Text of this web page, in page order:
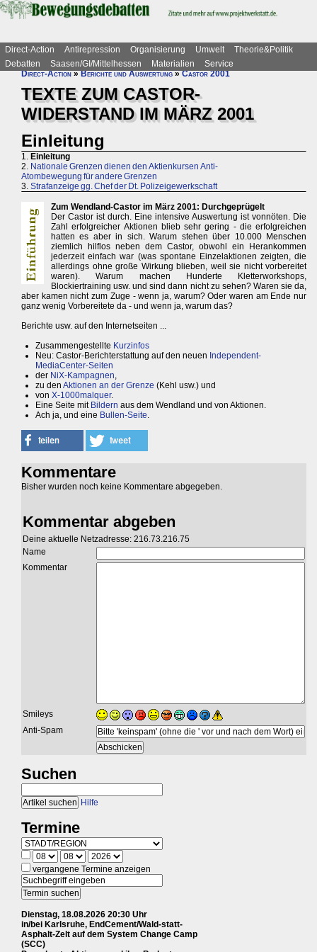
Direct-Action Antirepression Organisierung Umwelt
Theorie&Politik
Debatten
Saasen/GI/Mittelhessen Materialien
Service
Direct-Action»Berichte und Auswertung»Castor 2001
TEXTE ZUM CASTOR-
WIDERSTAND IM MÄRZ 2001
Einleitung
1. Einleitung
2. Nationale Grenzen dienen den Aktienkursen Anti-
Atombewegung für andere Grenzen
3. Strafanzeige gg. Chef der Dt. Polizeigewerkschaft
Zum Wendland-Castor im März 2001: Durchgeprügelt
Der Castor ist durch. Eine intensive Auswertung ist vonnöten. Die
Zahl erfolgreicher Aktionen blieb sehr gering - die erfolgreichen
hatten es aber in sich. Warum stehen über 10.000 Menschen
ziemlich hilflos neben dem Castor, obwohl ein Herankommen
jederzeit einfach war (was spontane Einzelaktionen zeigten, die
allerdings ohne große Wirkung blieben, weil sie nicht vorbereitet
waren). Warum machen Hunderte Kletterworkshops,
Blockiertraining usw. und sind dann nicht zu sehen? Waren sie da,
aber kamen nicht zum Zuge - wenn ja, warum? Oder waren am Ende nur
ganz wenig Vorbereitete da - und wenn ja, warum das?
Berichte usw. auf den Internetseiten ...
Zusammengestellte Kurzinfos
Neu: Castor-Berichterstattung auf den neuen Independent-
MediaCenter-Seiten
der NiX-Kampagnen,
zu den Aktionen an der Grenze (Kehl usw.) und
von X-1000malquer.
Eine Seite mit Bildern aus dem Wendland und von Aktionen.
Ach ja, und eine Bullen-Seite.
Kommentare
Bisher wurden noch keine Kommentare abgegeben.
Kommentar abgeben
Deine aktuelle Netzadresse: 216.73.216.75
Name
Kommentar
Smileys
Anti-Spam
Suchen
Hilfe
Termine
vergangene Termine anzeigen
Dienstag, 18.08.2026 20:30 Uhr
in/bei Karlsruhe, EndCement/Wald-statt-
Asphalt-Zelt auf dem System Change Camp
(SCC)